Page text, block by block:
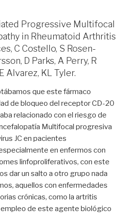
Progressive Multifocal
in Rheumatoid Arthritis
C Costello, S Rosen-
D Parks, A Perry, R
Alvarez, KL Tyler.
que este fármaco
de bloqueo del receptor CD-20
relacionado con el riesgo de
Multifocal progresiva
JC en pacientes
en enfermos con
linfoproliferativos, con este
dar un salto a otro grupo nada
aquellos con enfermedades
crónicas, como la artritis
de este agente biológico